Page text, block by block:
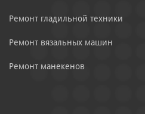
Ремонт гладильной техники
Ремонт вязальных машин
Ремонт манекенов